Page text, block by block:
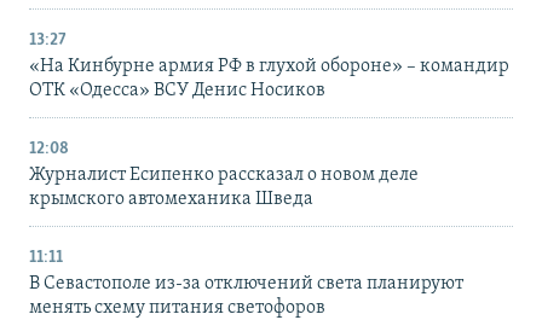
13:27
«На Кинбурне армия РФ в глухой обороне» – командир
ОТК «Одесса» ВСУ Денис Носиков
12:08
Журналист Есипенко рассказал о новом деле
крымского автомеханика Шведа
11:11
В Севастополе из-за отключений света планируют
менять схему питания светофоров